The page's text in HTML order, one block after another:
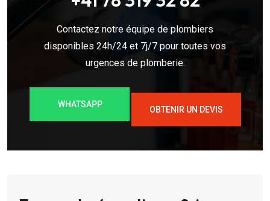
Contactez notre équipe de plombiers
disponibles 24h/24 et 7j/7 pour toutes vos
urgences de plomberie.
WHATSAPP
OBTENIR UN DEVIS